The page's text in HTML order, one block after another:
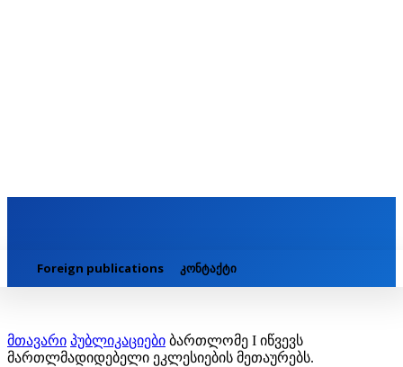
Foreign publications კონტაქტი
მთავარი პუბლიკაციები ბართლომე I იწვევს
მართლმადიდებელი ეკლესიების მეთაურებს.